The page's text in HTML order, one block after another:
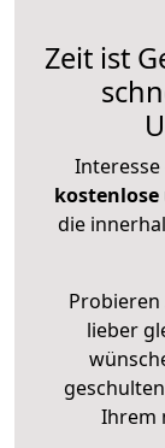
Zeit ist
Interesse
die
Probieren
lieber
Ihrem